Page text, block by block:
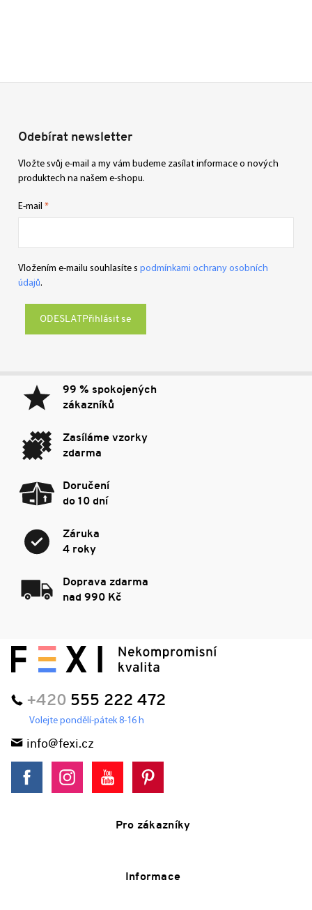
Odebírat newsletter
Vložte svůj e-mail a my vám budeme zasílat informace o nových
produktech na našem e-shopu.
E-mail
Vložením e-mailu souhlasíte s podmínkami ochrany osobních
údajů.
Přihlásit se
99 % spokojených
zákazníků
Zasíláme vzorky
zdarma
Doručení
do 10 dní
Záruka
4 roky
Doprava zdarma
nad 990 Kč
+420 555 222 472
Volejte pondělí-pátek 8-16 h
info@fexi.cz
Pro zákazníky
Informace